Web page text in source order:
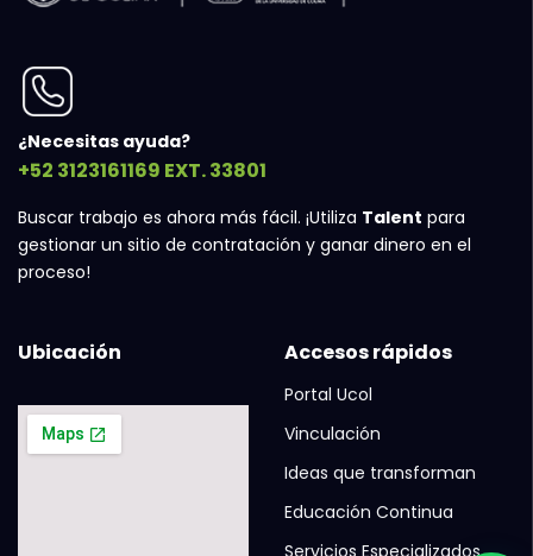
¿Necesitas ayuda?
+52 3123161169 EXT. 33801
Buscar trabajo es ahora más fácil. ¡Utiliza Talent para
gestionar un sitio de contratación y ganar dinero en el
proceso!
Ubicación Accesos rápidos
Portal Ucol
Vinculación
Ideas que transforman
Educación Continua